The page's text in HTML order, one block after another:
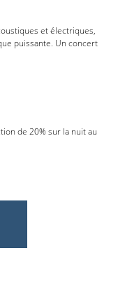
et électriques,
puissante. Un concert
de 20% sur la nuit au